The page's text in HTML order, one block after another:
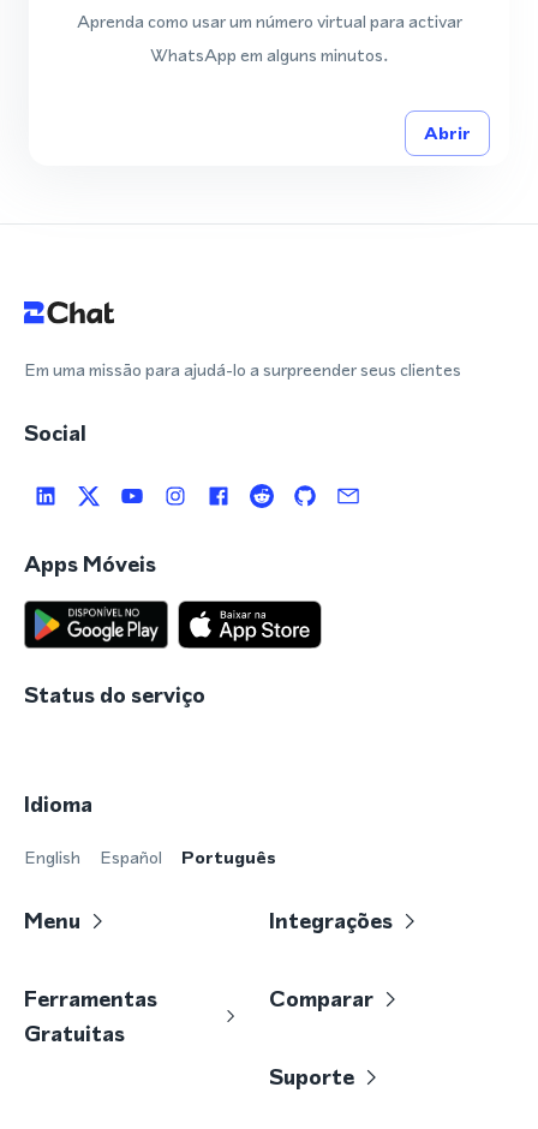
Aprenda como usar um número virtual para activar
WhatsApp em alguns minutos.
Abrir
Em uma missão para ajudá-lo a surpreender seus clientes
Social
Apps Móveis
Status do serviço
Idioma
English Español Português
Menu Integrações
Ferramentas
Gratuitas
Comparar
Suporte